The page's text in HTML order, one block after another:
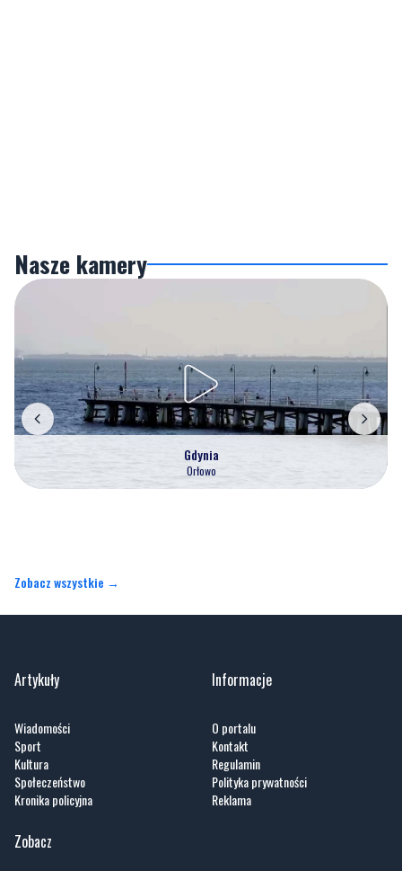
Nasze kamery
Gdynia
Orłowo
Zobacz wszystkie →
Artykuły
Wiadomości
Sport
Kultura
Społeczeństwo
Kronika policyjna
Informacje
O portalu
Kontakt
Regulamin
Polityka prywatności
Reklama
Zobacz